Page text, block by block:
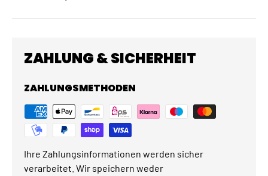
ZAHLUNG & SICHERHEIT
ZAHLUNGSMETHODEN
Ihre Zahlungsinformationen werden sicher
verarbeitet. Wir speichern weder